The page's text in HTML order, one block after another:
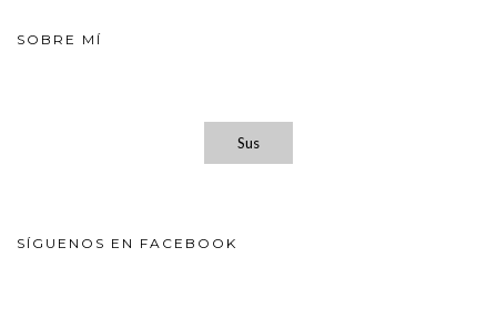
SOBRE MÍ
Sus
SÍGUENOS EN FACEBOOK